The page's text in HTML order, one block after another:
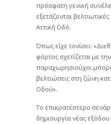
πρόσφατη γενική
εξετάζονται
Αττική Οδό.
Όπως είχε τονίσει:
φόρτος σχετίζεται με
παραχωρησιούχοι
βελτιώσεις στη ζώνη
Οδού».
Το επικρατέστερο
δημιουργία νέας